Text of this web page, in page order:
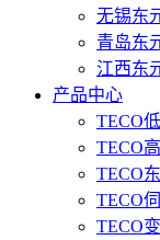
无锡东
青岛东
江西东
产品中心
TECO
TECO
TECO
TECO
TECO